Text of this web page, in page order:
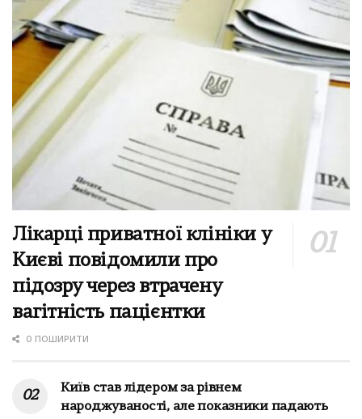
Лікарці приватної клініки у
Києві повідомили про
підозру через втрачену
вагітність пацієнтки
0 ПОШИРИТИ
Київ став лідером за рівнем
народжуваності, але показники падають